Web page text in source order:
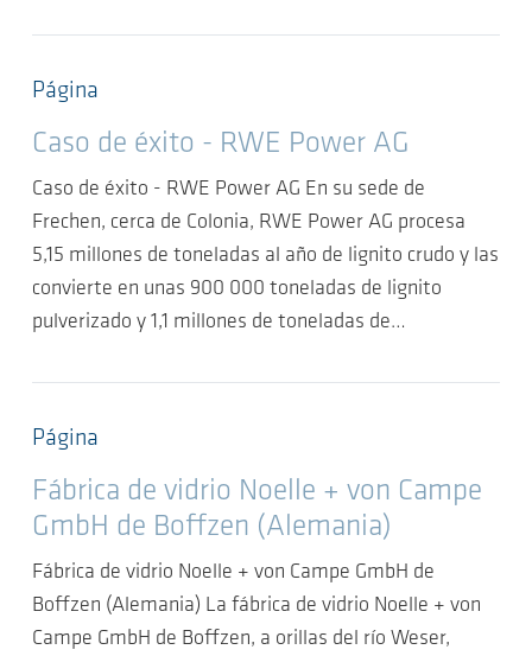
Página
Caso de éxito - RWE Power AG
Caso de éxito - RWE Power AG En su sede de
Frechen, cerca de Colonia, RWE Power AG procesa
5,15 millones de toneladas al año de lignito crudo y las
convierte en unas 900 000 toneladas de lignito
pulverizado y 1,1 millones de toneladas de…
Página
Fábrica de vidrio Noelle + von Campe
GmbH de Boffzen (Alemania)
Fábrica de vidrio Noelle + von Campe GmbH de
Boffzen (Alemania) La fábrica de vidrio Noelle + von
Campe GmbH de Boffzen, a orillas del río Weser,